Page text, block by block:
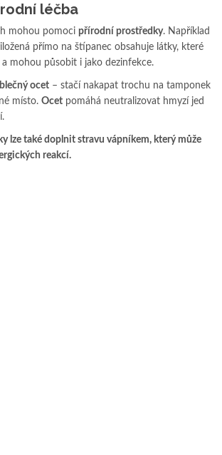
léčba
mohou pomoci přírodní prostředky. Například
přímo na štípanec obsahuje látky, které
mohou působit i jako dezinfekce.
ocet – stačí nakapat trochu na tamponek
místo. Ocet pomáhá neutralizovat hmyzí jed
lze také doplnit stravu vápníkem, který může
reakcí.